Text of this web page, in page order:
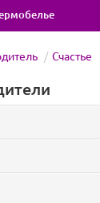
Счастье